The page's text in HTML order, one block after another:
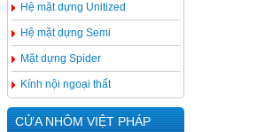
Hệ mặt dựng Unitized
Hệ mặt dựng Semi
Mặt dựng Spider
Kính nội ngoại thất
CỬA NHÔM VIỆT PHÁP